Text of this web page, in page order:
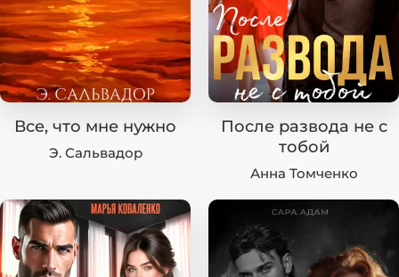
Все, что мне нужно
Э. Сальвадор
После развода не с
тобой
Анна Томченко